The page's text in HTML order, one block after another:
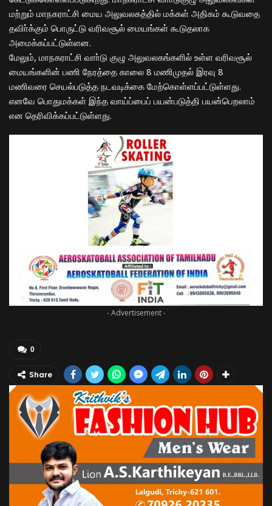
மற்றும் மாநகராட்சி மைய அலுவலகத்தில் மக்கள் அதிகம் கூடுவதை
தவிா்க்கும் பொருட்டு வரிவசூல் மையங்கள் கூடுதலாக
அமைக்கப்பட்டுள்ளன.
மேலும், மாநகராட்சி வாா்டு குழு அலுவலகங்களில் உள்ள வரிவசூல்
மையங்களின் பணி நேரத்தை காலை 8 மணிமுதல் இரவு 8
மணிவரை செயல்படுத்த நடவடிக்கை மேற்கொள்ளப்பட்டுள்ளது.
எனவே பொதுமக்கள் இந்த வாய்ப்பைப் பயன்படுத்தி பயன்பெறலாம்
என தெரிவிக்கப்பட்டுள்ளது.
- Advertisement -
0
Share